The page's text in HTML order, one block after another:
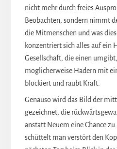
nicht mehr durch freies
Beobachten, sondern nimmt
die Mitmenschen und was
konzentriert sich alles auf ein
Gesellschaft, die einen
möglicherweise Hadern mit
blockiert und raubt Kraft.
Genauso wird das Bild der
gezeichnet, die
anstatt Neuem eine Chance
schüttelt man verstört den